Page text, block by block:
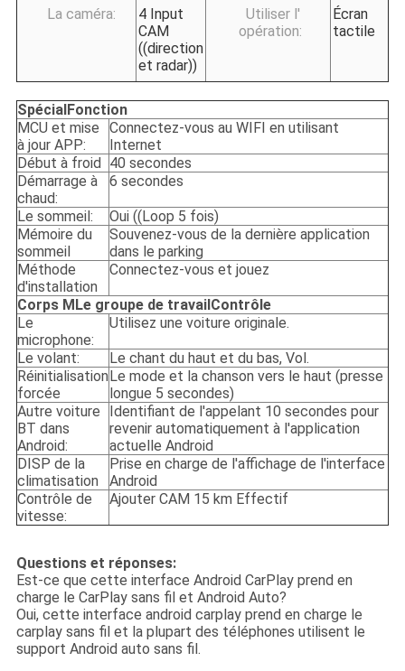
La caméra:
4 Input
CAM
((direction
et radar))
Utiliser l'
opération:
Écran
tactile
Spécial Fonction
MCU et mise
à jour APP:
Connectez-vous au WIFI en utilisant
Internet
Début à froid
40 secondes
Démarrage à
chaud:
6 secondes
Le sommeil:
Oui ((Loop 5 fois)
Mémoire du
sommeil
Souvenez-vous de la dernière application
dans le parking
Méthode
d'installation
Connectez-vous et jouez
Corps M Le groupe de travail Contrôle
Le
microphone:
Utilisez une voiture originale.
Le volant:
Le chant du haut et du bas, Vol.
Réinitialisation
forcée
Le mode et la chanson vers le haut (presse
longue 5 secondes)
Autre voiture
BT dans
Android:
Identifiant de l'appelant 10 secondes pour
revenir automatiquement à l'application
actuelle Android
DISP de la
climatisation
Prise en charge de l'affichage de l'interface
Android
Contrôle de
vitesse:
Ajouter CAM 15 km Effectif
Questions et réponses:
Est-ce que cette interface Android CarPlay prend en
charge le CarPlay sans fil et Android Auto?
Oui, cette interface android carplay prend en charge le
carplay sans fil et la plupart des téléphones utilisent le
support Android auto sans fil.